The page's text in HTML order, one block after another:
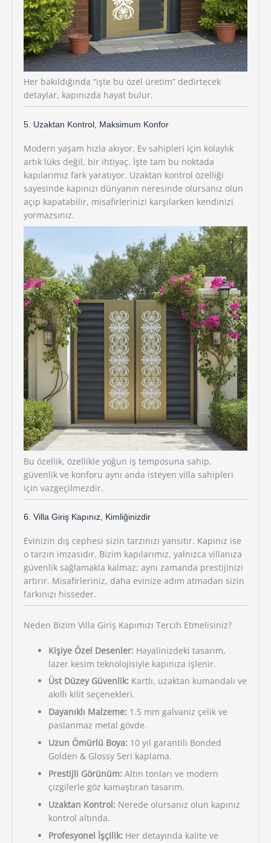
Her bakıldığında “işte bu özel üretim” dedirtecek
detaylar, kapınızda hayat bulur.
5. Uzaktan Kontrol, Maksimum Konfor
Modern yaşam hızla akıyor. Ev sahipleri için kolaylık
artık lüks değil, bir ihtiyaç. İşte tam bu noktada
kapılarımız fark yaratıyor. Uzaktan kontrol özelliği
sayesinde kapınızı dünyanın neresinde olursanız olun
açıp kapatabilir, misafirlerinizi karşılarken kendinizi
yormazsınız.
Bu özellik, özellikle yoğun iş temposuna sahip,
güvenlik ve konforu aynı anda isteyen villa sahipleri
için vazgeçilmezdir.
6. Villa Giriş Kapınız, Kimliğinizdir
Evinizin dış cephesi sizin tarzınızı yansıtır. Kapınız ise
o tarzın imzasıdır. Bizim kapılarımız, yalnızca villanıza
güvenlik sağlamakla kalmaz; aynı zamanda prestijinizi
artırır. Misafirleriniz, daha evinize adım atmadan sizin
farkınızı hisseder.
Neden Bizim Villa Giriş Kapımızı Tercih Etmelisiniz?
Kişiye Özel Desenler: Hayalinizdeki tasarım,
lazer kesim teknolojisiyle kapınıza işlenir.
Üst Düzey Güvenlik: Kartlı, uzaktan kumandalı ve
akıllı kilit seçenekleri.
Dayanıklı Malzeme: 1.5 mm galvaniz çelik ve
paslanmaz metal gövde.
Uzun Ömürlü Boya: 10 yıl garantili Bonded
Golden & Glossy Seri kaplama.
Prestijli Görünüm: Altın tonları ve modern
çizgilerle göz kamaştıran tasarım.
Uzaktan Kontrol: Nerede olursanız olun kapınız
kontrol altında.
Profesyonel İşçilik: Her detayında kalite ve